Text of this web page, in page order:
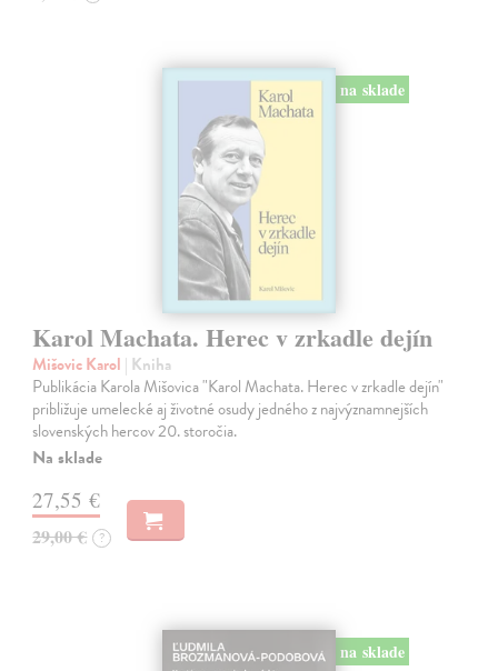
na sklade
Karol Machata. Herec v zrkadle dejín
Mišovic Karol | Kniha
Publikácia Karola Mišovica "Karol Machata. Herec v zrkadle dejín"
približuje umelecké aj životné osudy jedného z najvýznamnejších
slovenských hercov 20. storočia.
Na sklade
27,55 €
29,00 € ?
na sklade